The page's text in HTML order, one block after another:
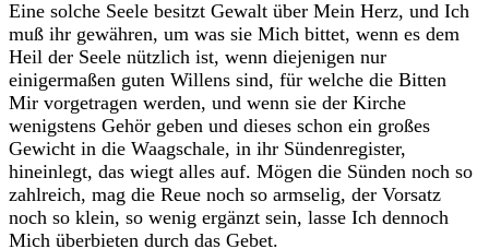
Eine solche Seele besitzt Gewalt über Mein Herz, und Ich
muß ihr gewähren, um was sie Mich bittet, wenn es dem
Heil der Seele nützlich ist, wenn diejenigen nur
einigermaßen guten Willens sind, für welche die Bitten
Mir vorgetragen werden, und wenn sie der Kirche
wenigstens Gehör geben und dieses schon ein großes
Gewicht in die Waagschale, in ihr Sündenregister,
hineinlegt, das wiegt alles auf. Mögen die Sünden noch so
zahlreich, mag die Reue noch so armselig, der Vorsatz
noch so klein, so wenig ergänzt sein, lasse Ich dennoch
Mich überbieten durch das Gebet.